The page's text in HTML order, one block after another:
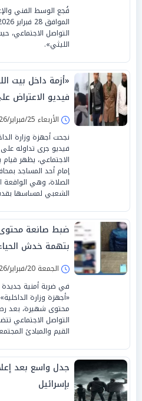
فُجع الوسط الفني
التواصل الاجتماعي،
الليثي».
«أزمة داخل بيت
فيديو الاعتراض
الأربعاء 25/فبراير/2026 - 04:51 م
نجحت أجهزة وزارة
فيديو جرى تداوله
الاجتماعي، يظهر
إمام أحد المساجد
الصلاة، وهي الواقعة
الشعبي لمساسها
ضبط صانعة
بتهمة خدش
الجمعة 20/فبراير/2026 - 09:33 م
في ضربة أمنية جديدة
«أجهزة وزارة
محتوى شهيرة، بعد
التواصل الاجتماعي
القيم والمبادئ
جدل واسع بعد
بإسرائيل